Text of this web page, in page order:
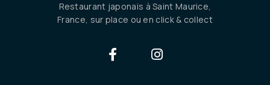
Restaurant japonais à Saint Maurice,
France, sur place ou en click & collect